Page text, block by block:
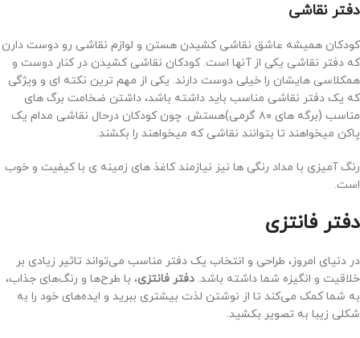
دفتر نقاشی
کودکان همیشه عاشق نقاشی کشیدن هستن و لوازم نقاشی رو دوست دارن
که دفتر نقاشی یکی از آنها است. کودکان نقاشی کشیدن در کنار دوست و
همکلاسی هایشان را خیلی دوست دارند. یکی از مهم‌ ترین نکته ای و ویژگی
که یک دفتر نقاشی مناسب باید داشته باشد، داشتن ضخامت برگ های
مناسب (برگه‌ های ۸۰ گرمی)هستش. چون کودکان درحال نقاشی مدام یک
پاکن میخواهند تا بتوانند نقاشی که میخواهند را بکشند.
رنگ‌ آمیزی با مداد رنگی ها نیز نیازمند کاغذ های زمینه‌ ی با کیفیت و خوب
است.
دفتر فانتزی
در دنیای امروز، طراحی و انتخاب یک دفتر مناسب می‌تواند تاثیر زیادی بر
خلاقیت و انگیزه شما داشته باشد. دفتر فانتزی، با طرح‌ها و رنگ‌های جذاب،
به شما کمک می‌کند تا از نوشتن لذت بیشتری ببرید و ایده‌های خود را به
شکلی زیبا به تصویر بکشید.